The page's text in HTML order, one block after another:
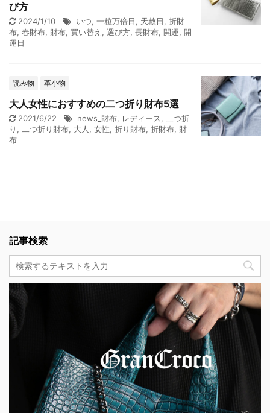
び方
2024/1/10 いつ, 一粒万倍日, 天赦日, 折財
布, 春財布, 財布, 買い替え , 選び方, 長財布, 開運, 開
運日
読み物 革小物
大人女性におすすめの二つ折り財布5選
2021/6/22 news_財布, レディース, 二つ折
り , 二つ折り財布, 大人 , 女性, 折り財布, 折財布, 財
布
記事検索